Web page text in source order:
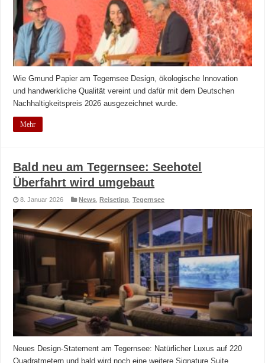
Wie Gmund Papier am Tegernsee Design, ökologische Innovation
und handwerkliche Qualität vereint und dafür mit dem Deutschen
Nachhaltigkeitspreis 2026 ausgezeichnet wurde.
Mehr
Bald neu am Tegernsee: Seehotel
Überfahrt wird umgebaut
8. Januar 2026 News ,Reisetipp ,Tegernsee
Neues Design-Statement am Tegernsee: Natürlicher Luxus auf 220
Quadratmetern und bald wird noch eine weitere Signature Suite